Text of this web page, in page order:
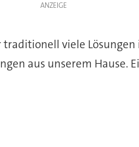
ANZEIGE
viele Lösungen
aus unserem Hause.